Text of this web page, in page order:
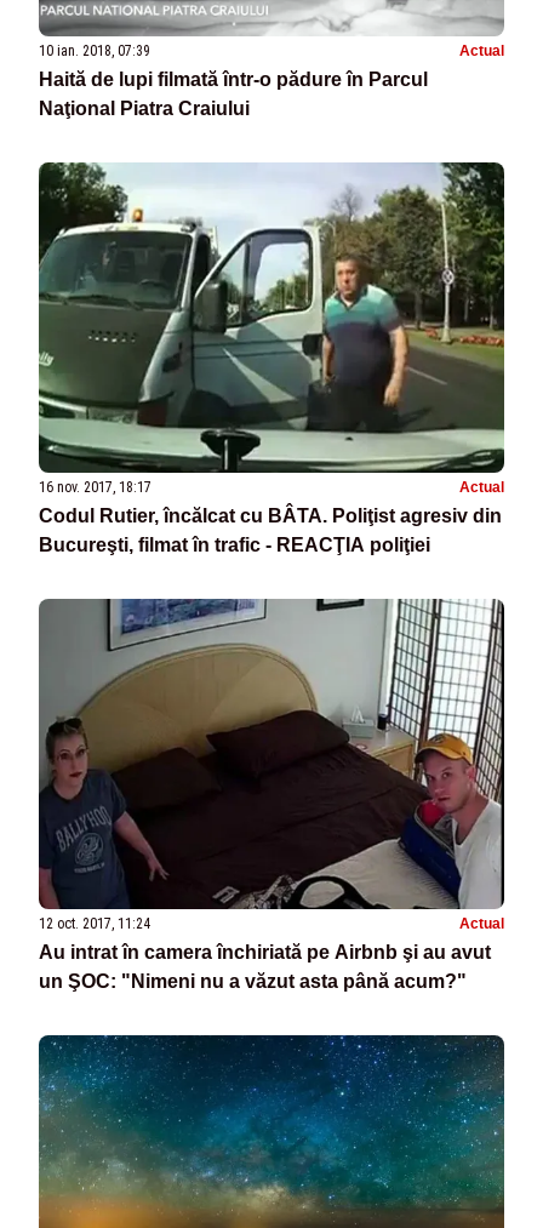
10 ian. 2018, 07:39 Actual
Haită de lupi filmată într-o pădure în Parcul
Naţional Piatra Craiului
16 nov. 2017, 18:17 Actual
Codul Rutier, încălcat cu BÂTA. Poliţist agresiv din
Bucureşti, filmat în trafic - REACŢIA poliţiei
12 oct. 2017, 11:24 Actual
Au intrat în camera închiriată pe Airbnb şi au avut
un ŞOC: "Nimeni nu a văzut asta până acum?"